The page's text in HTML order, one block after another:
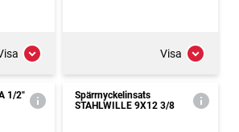
Visa
1/2"
Spärrnyckelinsats
STAHLWILLE 9X12 3/8